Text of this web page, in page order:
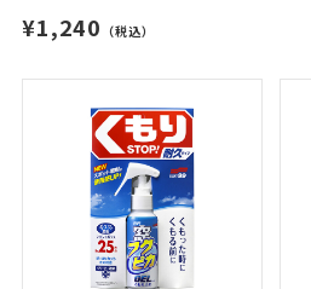
¥1,240 （税込）